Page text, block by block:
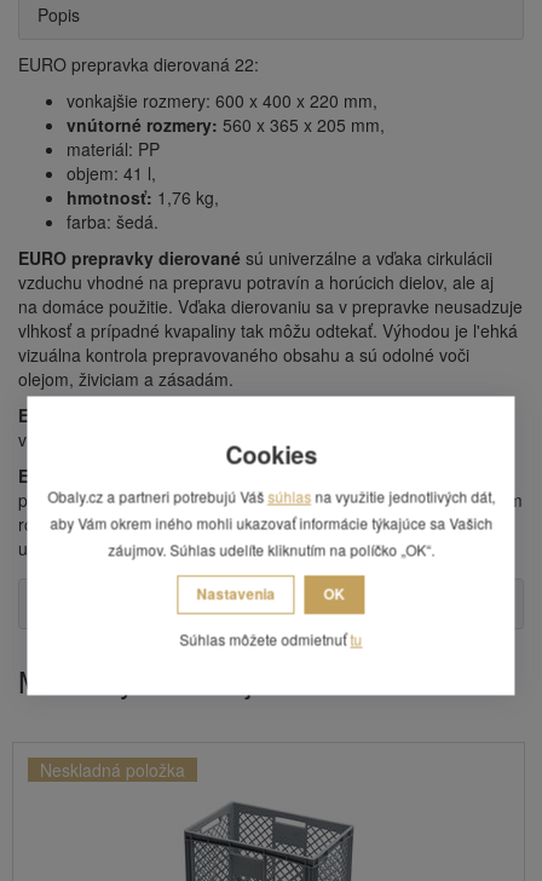
Popis
EURO prepravka dierovaná 22:
vonkajšie rozmery: 600 x 400 x 220 mm,
vnútorné rozmery: 560 x 365 x 205 mm,
materiál: PP
objem: 41 l,
hmotnosť: 1,76 kg,
farba: šedá.
EURO prepravky dierované sú univerzálne a vďaka cirkulácii
vzduchu vhodné na prepravu potravín a horúcich dielov, ale aj
na domáce použitie. Vďaka dierovaniu sa v prepravke neusadzuje
vlhkosť a prípadné kvapaliny tak môžu odtekať. Výhodou je l'ehká
vizuálna kontrola prepravovaného obsahu a sú odolné voči
olejom, živiciam a zásadám.
EURO prepravka
vhodná aj pre vývoz do zahraničía.
EURO prepravky
paletu a boli medzi sebou kompatibilné - teda sa nelíšili vonkajším
rozmerom. Líšia sa iba výškou a tak
umožnia zvoliť vhodnú vel'kosť pre Váš tovar.
Mohlo by Vás zaujímať
Neskladná položka
Cookies
Obaly.cz a partneri potrebujú Vášsúhlas na využitie jednotlivých dát,
aby Vám okrem iného mohli ukazovať informácie týkajúce sa Vašich
záujmov. Súhlas udelíte kliknutím na políčko „OK“.
Nastavenia OK
Súhlas môžete odmietnuťtu